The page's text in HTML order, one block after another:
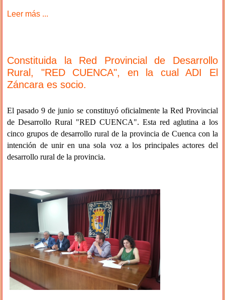
Leer más ...
Constituida la Red Provincial de Desarrollo
Rural, "RED CUENCA", en la cual ADI El
Záncara es socio.
El pasado 9 de junio se constituyó oficialmente la Red Provincial
de Desarrollo Rural "RED CUENCA". Esta red aglutina a los
cinco grupos de desarrollo rural de la provincia de Cuenca con la
intención de unir en una sola voz a los principales actores del
desarrollo rural de la provincia.